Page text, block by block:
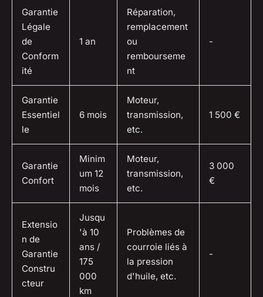
Garantie
Légale
de
Conform
ité
1 an
Réparation,
remplacement
ou
rembourseme
nt
-
Garantie
Essentiel
le
6 mois
Moteur,
transmission,
etc.
1 500 €
Garantie
Confort
Minim
um 12
mois
Moteur,
transmission,
etc.
3 000
€
Extensio
n de
Garantie
Constru
cteur
Jusqu
'à 10
ans /
175
000
km
Problèmes de
courroie liés à
la pression
d'huile, etc.
-